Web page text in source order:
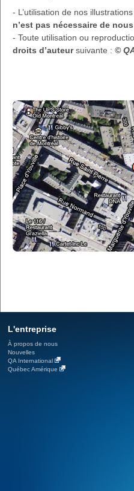
- L’utilisation de nos
n’est pas nécessaire de
- Toute utilisation ou
droits d’auteursuivante : ©
L'entreprise
À propos de nous
Nouvelles
QA International
Québec Amérique